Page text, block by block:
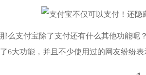
那么支付宝除了支付还有什么其他功能呢
了6大功能，并且不少使用过的网友纷纷